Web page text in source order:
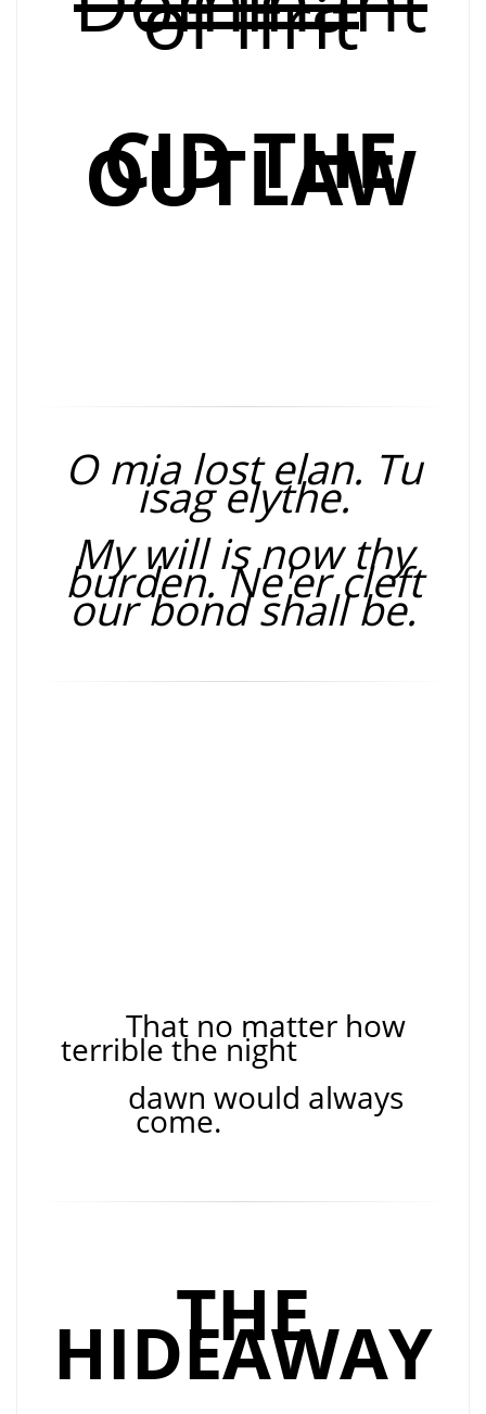
CID THE
OUTLAW
O mia lost elan. Tu
isag elythe.
My will is now thy
burden. Ne'er cleft
our bond shall be.
That no matter how
terrible the night
dawn would always
come.
THE
HIDEAWAY